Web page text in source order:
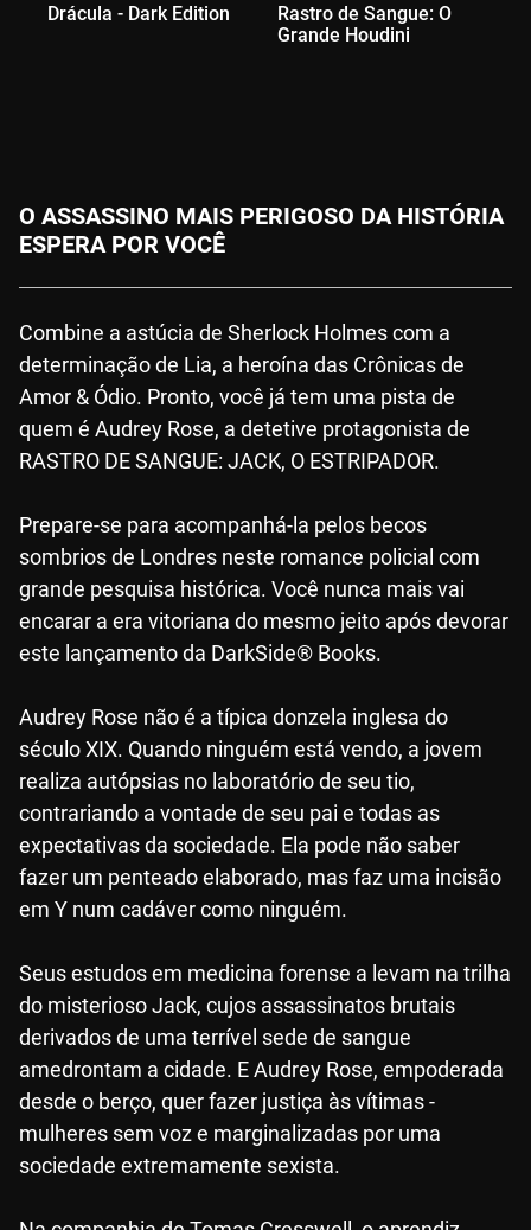
Drácula - Dark Edition
Rastro de Sangue: O
Grande Houdini
O ASSASSINO MAIS PERIGOSO DA HISTÓRIA
ESPERA POR VOCÊ
Combine a astúcia de Sherlock Holmes com a
determinação de Lia, a heroína das Crônicas de
Amor & Ódio. Pronto, você já tem uma pista de
quem é Audrey Rose, a detetive protagonista de
RASTRO DE SANGUE: JACK, O ESTRIPADOR.
Prepare-se para acompanhá-la pelos becos
sombrios de Londres neste romance policial com
grande pesquisa histórica. Você nunca mais vai
encarar a era vitoriana do mesmo jeito após devorar
este lançamento da DarkSide® Books.
Audrey Rose não é a típica donzela inglesa do
século XIX. Quando ninguém está vendo, a jovem
realiza autópsias no laboratório de seu tio,
contrariando a vontade de seu pai e todas as
expectativas da sociedade. Ela pode não saber
fazer um penteado elaborado, mas faz uma incisão
em Y num cadáver como ninguém.
Seus estudos em medicina forense a levam na trilha
do misterioso Jack, cujos assassinatos brutais
derivados de uma terrível sede de sangue
amedrontam a cidade. E Audrey Rose, empoderada
desde o berço, quer fazer justiça às vítimas -
mulheres sem voz e marginalizadas por uma
sociedade extremamente sexista.